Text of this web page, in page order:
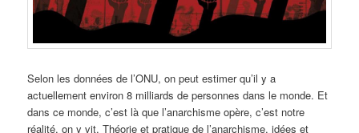
Selon les données de l’ONU, on peut estimer qu’il y a
actuellement environ 8 milliards de personnes dans le monde. Et
dans ce monde, c’est là que l’anarchisme opère, c’est notre
réalité, on y vit. Théorie et pratique de l’anarchisme, idées et